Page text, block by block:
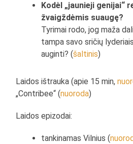
Kodėl „jaunieji genijai“
žvaigždėmis suaugę?
Tyrimai rodo, jog maža
tampa savo sričių
auginti? (šaltinis)
Laidos ištrauka (apie 15 min,
„Contribee“ (nuoroda)
Laidos epizodai:
tankinamas Vilnius (